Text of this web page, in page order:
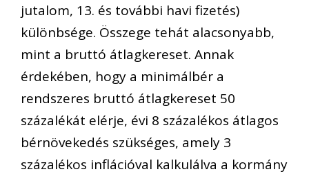
jutalom, 13. és további havi fizetés)
különbsége. Összege tehát alacsonyabb,
mint a bruttó átlagkereset. Annak
érdekében, hogy a minimálbér a
rendszeres bruttó átlagkereset 50
százalékát elérje, évi 8 százalékos átlagos
bérnövekedés szükséges, amely 3
százalékos inflációval kalkulálva a kormány